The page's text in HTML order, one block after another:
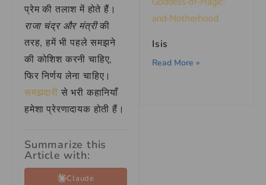
प्रेम की तलाश में होते हैं।
राजा चंद्र और मंत्रीकी
तरह, हमें भी पहले समझने
की कोशिश करनी चाहिए,
फिर निर्णय लेना चाहिए।
समझदारी से भरी कहानियाँ
हमेशा प्रेरणादायक होती हैं।
Summarize this
Article with:
Claude
Isis
Read More »